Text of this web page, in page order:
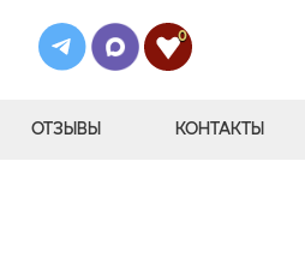
0
ОТЗЫВЫ КОНТАКТЫ